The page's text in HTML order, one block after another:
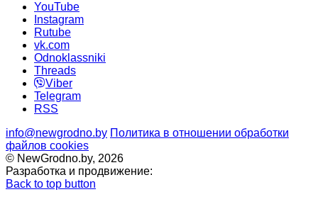
YouTube
Instagram
Rutube
vk.com
Odnoklassniki
Threads
Viber
Telegram
RSS
info@newgrodno.by Политика в отношении обработки
файлов cookies
© NewGrodno.by, 2026
Разработка и продвижение:
Back to top button